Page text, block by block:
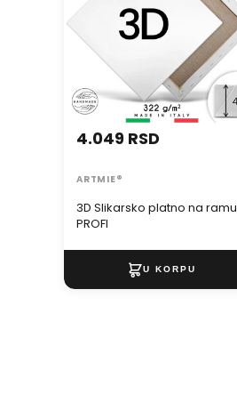
3D Slikarsko platno na ramu
PROFI
4.049 RSD
ARTMIE®